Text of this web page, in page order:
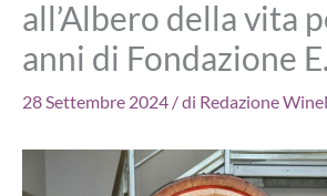
all’Albero della vita
anni di Fondazione
28 Settembre 2024 / di Redazione